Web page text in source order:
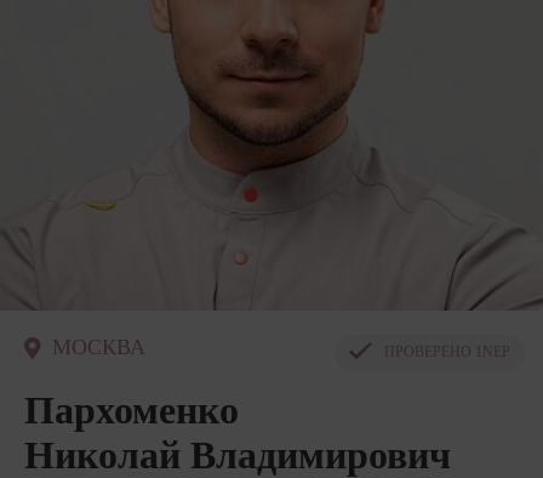
МОСКВА ПРОВЕРЕНО 1NEP
Пархоменко
Николай Владимирович